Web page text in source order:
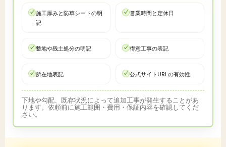
施工厚みと防草シートの明
記
営業時間と定休日
整地や残土処分の明記 得意工事の表記
所在地表記 公式サイトURLの有効性
下地や勾配、既存状況によって追加工事が発生することがあ
ります。依頼前に施工範囲・費用・保証内容を確認してくだ
さい。